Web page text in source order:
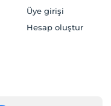
Üye girişi
Hesap oluştur